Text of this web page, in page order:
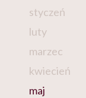
styczeń
luty
marzec
kwiecień
maj